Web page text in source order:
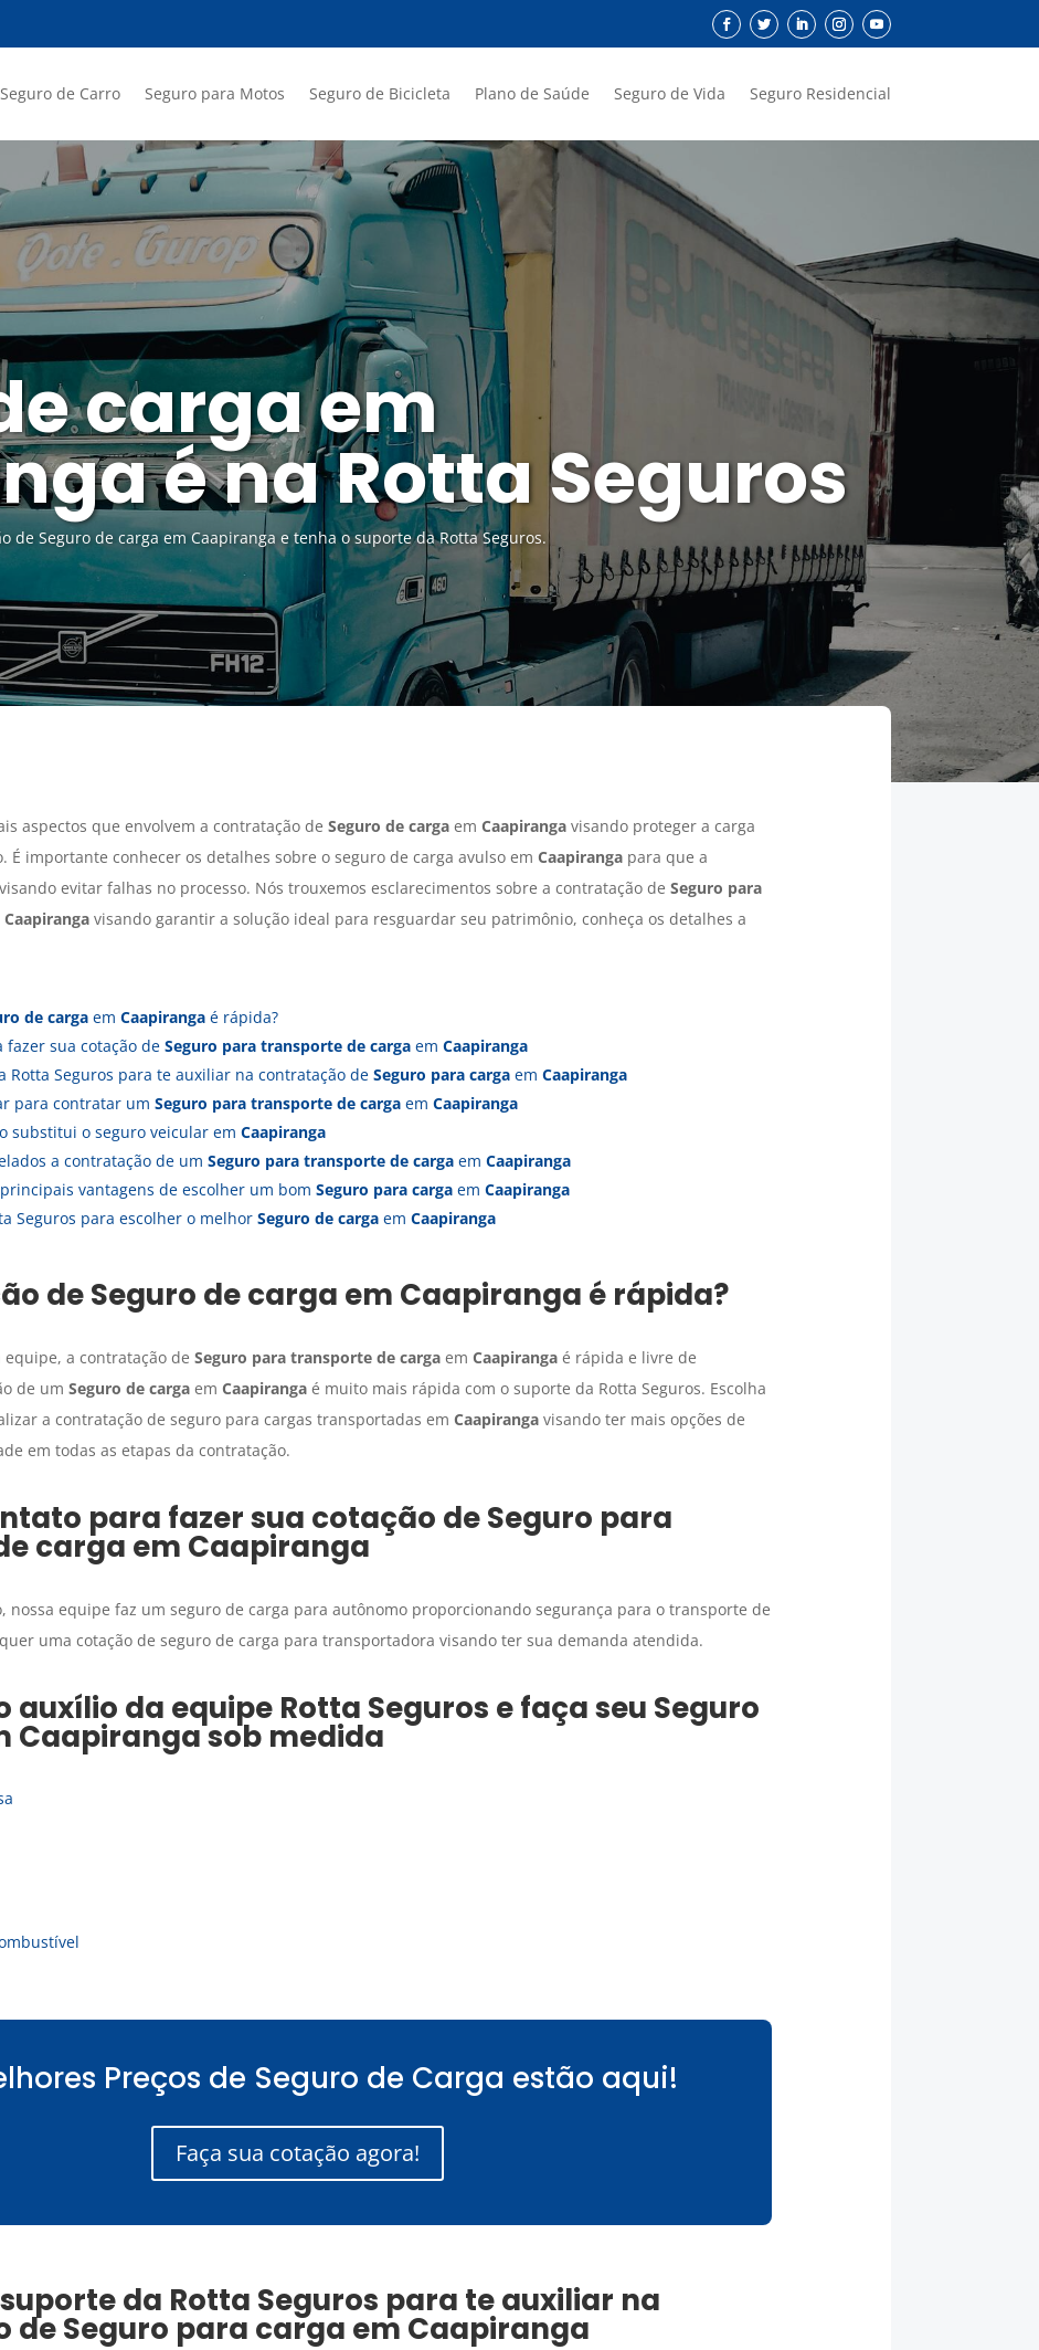
Seguro de Carro Seguro para Motos Seguro de Bicicleta Plano de Saúde Seguro de Vida Seguro Residencial
carga em
é na Rotta Seguros
de Seguro de carga em Caapiranga e tenha o suporte da Rotta Seguros.
aspectos que envolvem a contratação de Seguro de cargaem Caapirangavisando proteger a carga
É importante conhecer os detalhes sobre o seguro de carga avulso em Caapirangapara que a
evitar falhas no processo. Nós trouxemos esclarecimentos sobre a contratação de Seguro para
Caapirangavisando garantir a solução ideal para resguardar seu patrimônio, conheça os detalhes a
de cargaem Caapirangaé rápida?
sua cotação de Seguro para transporte de cargaem Caapiranga
Rotta Seguros para te auxiliar na contratação de Seguro para cargaem Caapiranga
para contratar um Seguro para transporte de cargaem Caapiranga
substitui o seguro veicular em Caapiranga
a contratação de um Seguro para transporte de cargaem Caapiranga
vantagens de escolher um bom Seguro para cargaem Caapiranga
Seguros para escolher o melhor Seguro de cargaem Caapiranga
deSeguro de carga em Caapiranga é rápida?
a contratação de Seguro para transporte de cargaem Caapirangaé rápida e livre de
de um Seguro de cargaem Caapirangaé muito mais rápida com o suporte da Rotta Seguros. Escolha
a contratação de seguro para cargas transportadas em Caapirangavisando ter mais opções de
em todas as etapas da contratação.
para fazer sua cotação deSeguro para
carga em Caapiranga
nossa equipe faz um seguro de carga para autônomo proporcionando segurança para o transporte de
uma cotação de seguro de carga para transportadora visando ter sua demanda atendida.
auxílio da equipe Rotta Seguros e faça seu Seguro
Caapirangasob medida
Preços de Seguro de Carga estão aqui!
Faça sua cotação agora!
da Rotta Seguros para te auxiliar na
deSeguro para carga em Caapiranga